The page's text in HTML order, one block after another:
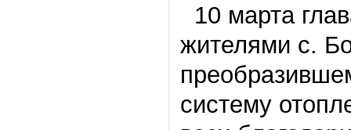
10 марта
жителями с.
систему